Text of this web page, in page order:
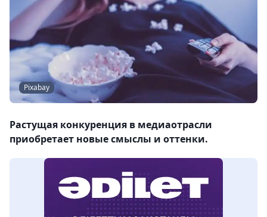
Pixabay
Растущая конкуренция в медиаотрасли
приобретает новые смыслы и оттенки.